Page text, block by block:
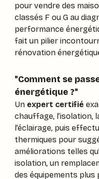
pour vendre des
classés F ou G au
performance
fait un pilier
rénovation
"Comment se
énergétique ?"
Un expert certifié
chauffage, l’isolation,
l’éclairage, puis
thermiques pour
améliorations telles
isolation, un
des équipements